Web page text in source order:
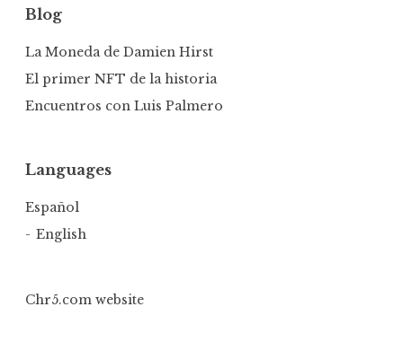
Blog
La Moneda de Damien Hirst
El primer NFT de la historia
Encuentros con Luis Palmero
Languages
Español
English
Chr5.com website